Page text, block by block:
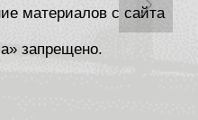
материалов с сайта
запрещено.